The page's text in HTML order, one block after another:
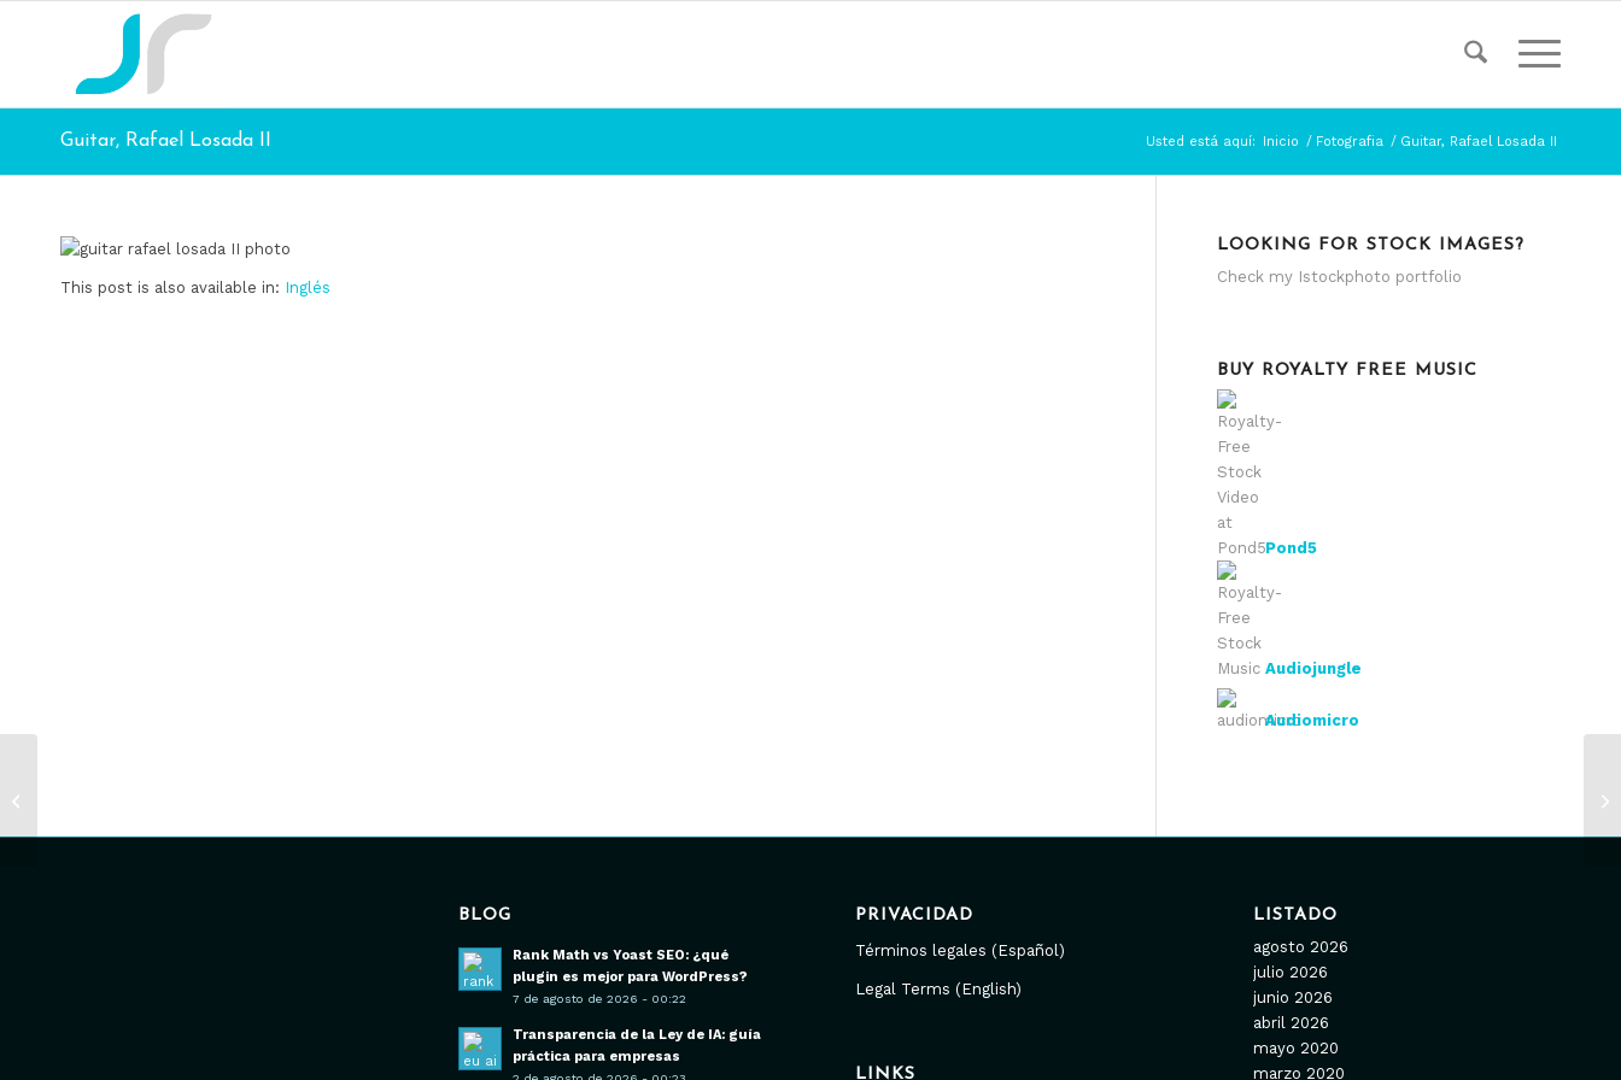
Guitar, Rafael Losada II Usted está aquí: Inicio / Fotografia / Guitar, Rafael Losada II
This post is also available in: Inglés
LOOKING FOR STOCK IMAGES?
Check my Istockphoto portfolio
BUY ROYALTY FREE MUSIC
Pond5
Audiojungle
Audiomicro
BLOG
Rank Math vs Yoast SEO: ¿qué
plugin es mejor para WordPress?
7 de agosto de 2026 - 00:22
Transparencia de la Ley de IA: guía
práctica para empresas
PRIVACIDAD
Términos legales (Español)
Legal Terms (English)
LINKS
LISTADO
agosto 2026
julio 2026
junio 2026
abril 2026
mayo 2020
marzo 2020